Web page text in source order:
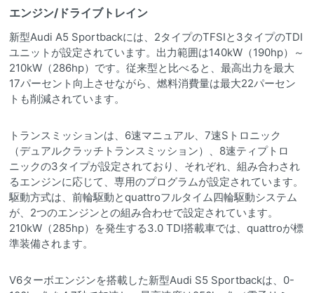
エンジン/ドライブトレイン
新型Audi A5 Sportbackには、2タイプのTFSIと3タイプのTDI
ユニットが設定されています。出力範囲は140kW（190hp）～
210kW（286hp）です。従来型と比べると、最高出力を最大
17パーセント向上させながら、燃料消費量は最大22パーセン
トも削減されています。
トランスミッションは、6速マニュアル、7速Sトロニック
（デュアルクラッチトランスミッション）、8速ティプトロ
ニックの3タイプが設定されており、それぞれ、組み合わされ
るエンジンに応じて、専用のプログラムが設定されています。
駆動方式は、前輪駆動とquattroフルタイム四輪駆動システム
が、2つのエンジンとの組み合わせで設定されています。
210kW（285hp）を発生する3.0 TDI搭載車では、quattroが標
準装備されます。
V6ターボエンジンを搭載した新型Audi S5 Sportbackは、0-